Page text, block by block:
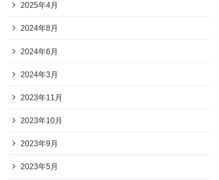
2025年4月
2024年8月
2024年6月
2024年3月
2023年11月
2023年10月
2023年9月
2023年5月